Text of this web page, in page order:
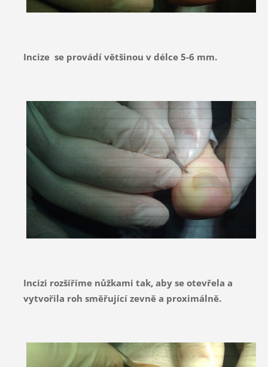
Incize se provádí většinou v délce 5-6 mm.
Incizi rozšíříme nůžkami tak, aby se otevřela a
vytvořila roh směřující zevně a proximálně.